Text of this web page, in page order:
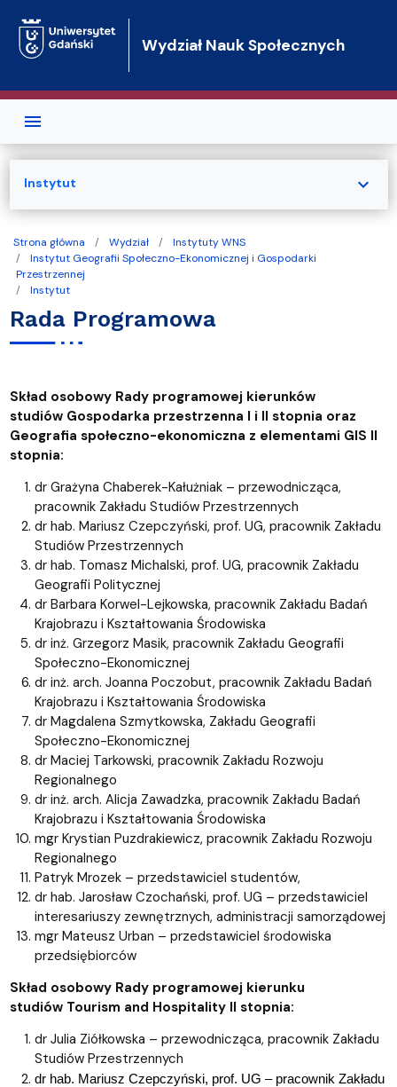
Wydział Nauk Społecznych
Strona główna Wydział
Instytuty WNS
Instytut Geografii Społeczno-Ekonomicznej i Gospodarki
Przestrzennej
Instytut
Rada Programowa
Skład osobowy Rady programowej kierunków
studiów Gospodarka przestrzenna I i II stopnia oraz
Geografia społeczno-ekonomiczna z elementami GIS II
stopnia:
dr Grażyna Chaberek-Kałużniak – przewodnicząca,
pracownik Zakładu Studiów Przestrzennych
dr hab. Mariusz Czepczyński, prof. UG, pracownik Zakładu
Studiów Przestrzennych
dr hab. Tomasz Michalski, prof. UG, pracownik Zakładu
Geografii Politycznej
dr Barbara Korwel-Lejkowska, pracownik Zakładu Badań
Krajobrazu i Kształtowania Środowiska
dr inż. Grzegorz Masik, pracownik Zakładu Geografii
Społeczno-Ekonomicznej
dr inż. arch. Joanna Poczobut, pracownik Zakładu Badań
Krajobrazu i Kształtowania Środowiska
dr Magdalena Szmytkowska, Zakładu Geografii
Społeczno-Ekonomicznej
dr Maciej Tarkowski, pracownik Zakładu Rozwoju
Regionalnego
dr inż. arch. Alicja Zawadzka, pracownik Zakładu Badań
Krajobrazu i Kształtowania Środowiska
mgr Krystian Puzdrakiewicz, pracownik Zakładu Rozwoju
Regionalnego
Patryk Mrozek – przedstawiciel studentów,
dr hab. Jarosław Czochański, prof. UG – przedstawiciel
interesariuszy zewnętrznych, administracji samorządowej
mgr Mateusz Urban – przedstawiciel środowiska
przedsiębiorców
Skład osobowy Rady programowej kierunku
studiów Tourism and Hospitality II stopnia:
dr Julia Ziółkowska – przewodnicząca, pracownik Zakładu
Studiów Przestrzennych
dr hab. Mariusz Czepczyński, prof. UG – pracownik Zakładu
Instytut expand_more